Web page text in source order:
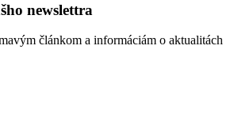
newslettra
článkom a informáciám o aktualitách